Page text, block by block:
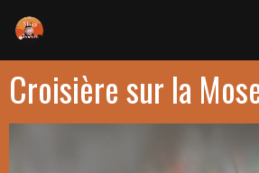
Croisière sur la